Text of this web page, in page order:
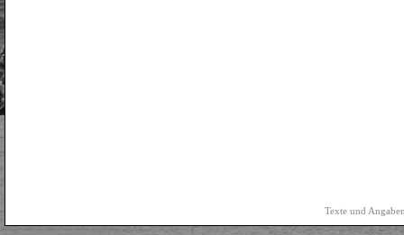
Texte und